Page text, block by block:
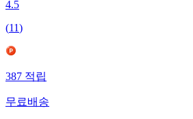
4.5
(11)
387적립
무료배송